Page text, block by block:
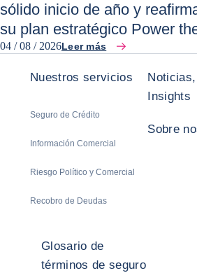
sólido inicio de año y
su plan estratégico Power
04 / 08 / 2026Leer más
Nuestros servicios
Seguro de Crédito
Información Comercial
Riesgo Político y Comercial
Recobro de Deudas
Insights
Sobre
Glosario de
términos de seguro